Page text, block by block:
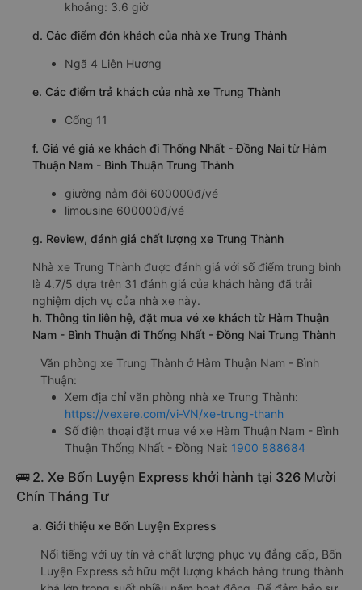
khoảng: 3.6 giờ
d. Các điểm đón khách của nhà xe Trung Thành
Ngã 4 Liên Hương
e. Các điểm trả khách của nhà xe Trung Thành
Cổng 11
f. Giá vé giá xe khách đi Thống Nhất - Đồng Nai từ Hàm
Thuận Nam - Bình Thuận Trung Thành
giường nằm đôi 600000đ/vé
limousine 600000đ/vé
g. Review, đánh giá chất lượng xe Trung Thành
Nhà xe Trung Thành được đánh giá với số điểm trung bình
là 4.7/5 dựa trên 31 đánh giá của khách hàng đã trải
nghiệm dịch vụ của nhà xe này.
h. Thông tin liên hệ, đặt mua vé xe khách từ Hàm Thuận
Nam - Bình Thuận đi Thống Nhất - Đồng Nai Trung Thành
Văn phòng xe Trung Thành ở Hàm Thuận Nam - Bình
Thuận:
Xem địa chỉ văn phòng nhà xe Trung Thành:
https://vexere.com/vi-VN/xe-trung-thanh
Số điện thoại đặt mua vé xe Hàm Thuận Nam - Bình
Thuận Thống Nhất - Đồng Nai: 1900 888684
🚌 2. Xe Bốn Luyện Express khởi hành tại 326 Mười
Chín Tháng Tư
a. Giới thiệu xe Bốn Luyện Express
Nổi tiếng với uy tín và chất lượng phục vụ đẳng cấp, Bốn
Luyện Express sở hữu một lượng khách hàng trung thành